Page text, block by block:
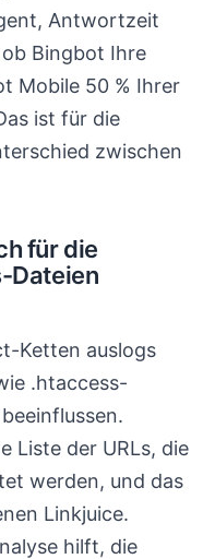
Antwortzeit
Bingbot Ihre
Mobile 50 % Ihrer
ist für die
zwischen
für die
Dateien
Ketten auslogs
.htaccess-
Liste der URLs, die
werden, und das
Linkjuice.
hilft, die